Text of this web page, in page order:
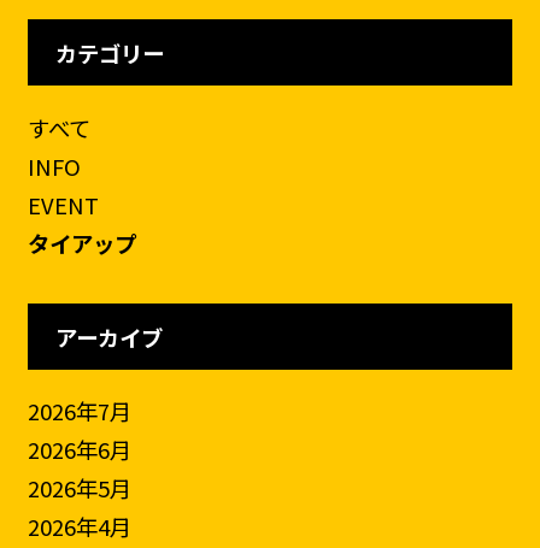
カテゴリー
すべて
INFO
EVENT
タイアップ
アーカイブ
2026年7月
2026年6月
2026年5月
2026年4月